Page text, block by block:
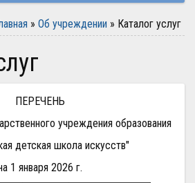
» Об учреждении » Каталог услуг
ПЕРЕЧЕНЬ
учреждения образования
детская школа искусств"
1 января 2026 г.